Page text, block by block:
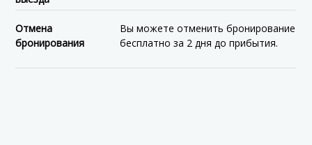
Отмена
бронирования
Вы можете отменить бронирование
бесплатно за 2 дня до прибытия.